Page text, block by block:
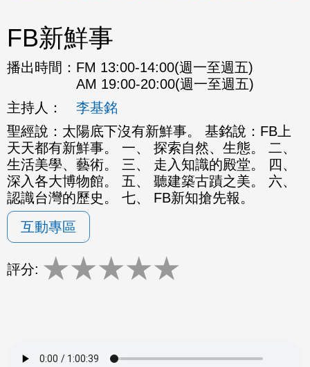
FB新鮮事
播出時間： FM 13:00-14:00(週一至週五)
AM 19:00-20:00(週一至週五)
主持人：
李基銘
聖經說：太陽底下沒有新鮮事。 基銘說：FB上
天天都有新鮮事。 一、 探索自然、生態。 二、
生活美學、藝術。 三、 走入知識的殿堂。 四、
深入各大博物館。 五、 聽建築古蹟之美。 六、
認識台灣的歷史。 七、 FB新知搶先報。
互動專區
評分: ★★★★★